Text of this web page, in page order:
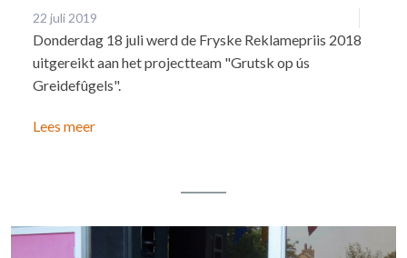
22 juli 2019
Donderdag 18 juli werd de Fryske Reklamepriis 2018
uitgereikt aan het projectteam "Grutsk op ús
Greidefûgels".
Lees meer